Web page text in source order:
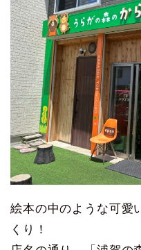
絵本の中のような可愛
くり！